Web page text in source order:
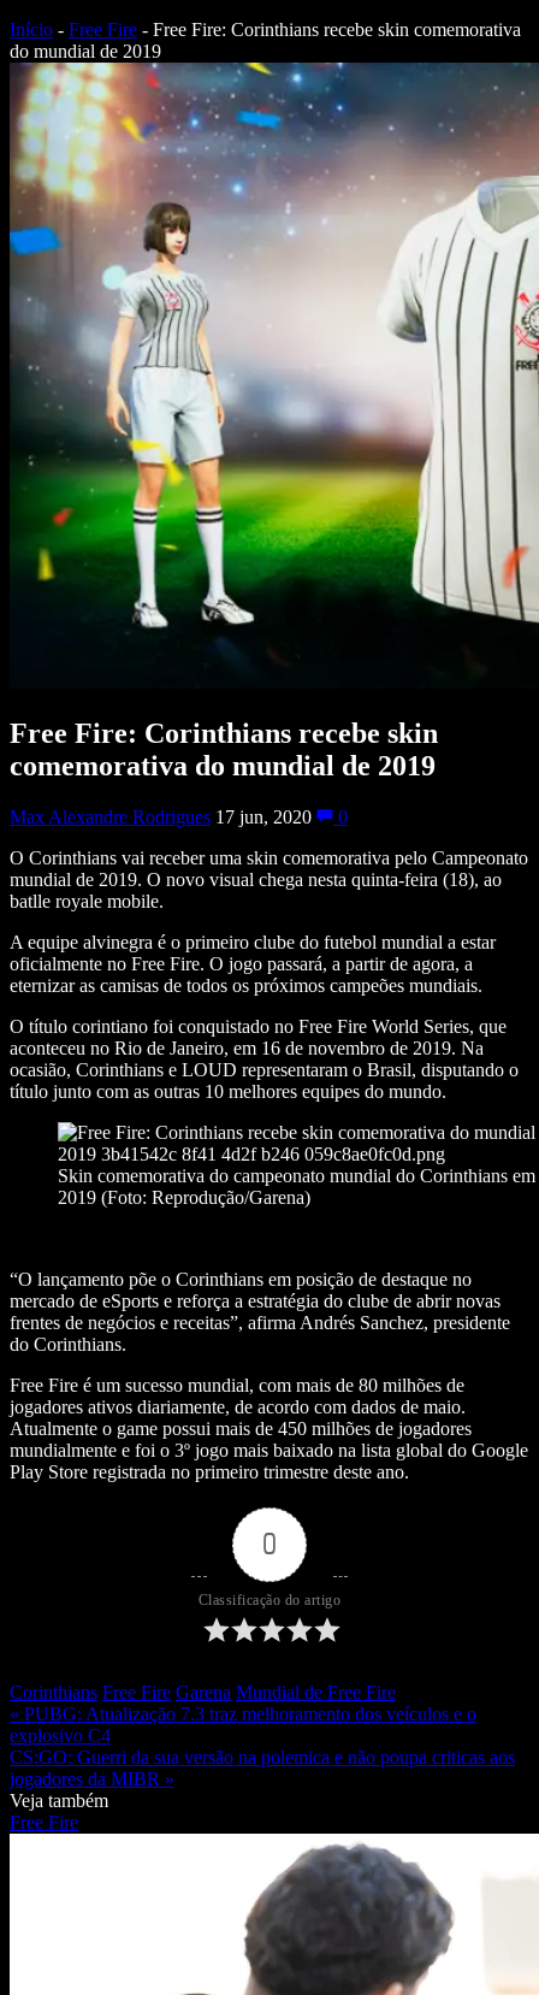
Início - Free Fire - Free Fire: Corinthians recebe skin comemorativa
do mundial de 2019
Free Fire: Corinthians recebe skin
comemorativa do mundial de 2019
Max Alexandre Rodrigues 17 jun, 2020
0
O Corinthians vai receber uma skin comemorativa pelo Campeonato
mundial de 2019. O novo visual chega nesta quinta-feira (18), ao
batlle royale mobile.
A equipe alvinegra é o primeiro clube do futebol mundial a estar
oficialmente no Free Fire. O jogo passará, a partir de agora, a
eternizar as camisas de todos os próximos campeões mundiais.
O título corintiano foi conquistado no Free Fire World Series, que
aconteceu no Rio de Janeiro, em 16 de novembro de 2019. Na
ocasião, Corinthians e LOUD representaram o Brasil, disputando o
título junto com as outras 10 melhores equipes do mundo.
Skin comemorativa do campeonato mundial do Corinthians em
2019 (Foto: Reprodução/Garena)
“O lançamento põe o Corinthians em posição de destaque no
mercado de eSports e reforça a estratégia do clube de abrir novas
frentes de negócios e receitas”, afirma Andrés Sanchez, presidente
do Corinthians.
Free Fire é um sucesso mundial, com mais de 80 milhões de
jogadores ativos diariamente, de acordo com dados de maio.
Atualmente o game possui mais de 450 milhões de jogadores
mundialmente e foi o 3º jogo mais baixado na lista global do Google
Play Store registrada no primeiro trimestre deste ano.
0
Classificação do artigo
Corinthians Free Fire Garena Mundial de Free Fire
« PUBG: Atualização 7.3 traz melhoramento dos veículos e o
explosivo C4
CS:GO: Guerri da sua versão na polemica e não poupa criticas aos
jogadores da MIBR »
Veja também
Free Fire